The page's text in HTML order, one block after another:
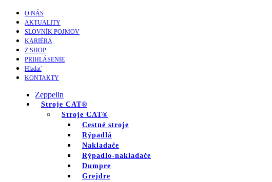
O NÁS
AKTUALITY
SLOVNÍK POJMOV
KARIÉRA
Z SHOP
PRIHLÁSENIE
Hladať
KONTAKTY
Zeppelin
Stroje CAT®
Stroje CAT®
Cestné stroje
Rýpadlá
Nakladače
Rýpadlo-nakladače
Dumpre
Grejdre